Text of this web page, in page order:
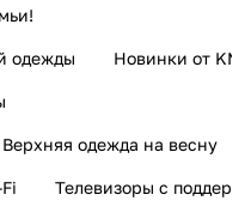
одежды Новинки от KMI
Верхняя одежда на весну
Телевизоры с